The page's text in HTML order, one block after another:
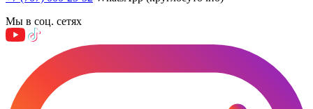
Мы в соц. сетях